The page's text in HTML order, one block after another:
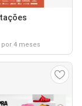
4 meses